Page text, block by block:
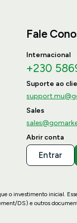
Fale
Internacional
+230
Suporte ao
Sales
Abrir conta
Entrar
o investimento inicial.
DS) e outros